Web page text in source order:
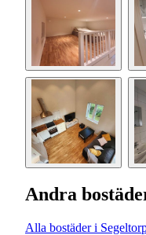
Andra
Alla bostäder i